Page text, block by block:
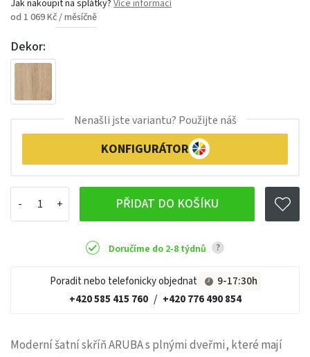
Jak nakoupit na splátky? Více informací
od 1 069 Kč / měsíčně
Dekor:
PŘIDAT DO KOŠÍKU
Nenašli jste variantu? Použijte náš
KONFIGURÁTOR
Doručíme do 2-8 týdnů ?
Poradit nebo telefonicky objednat
9-17:30h
+420 585 415 760 / +420 776 490 854
Moderní šatní skříň ARUBA s plnými dveřmi, které mají